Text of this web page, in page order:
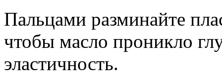
Пальцами разминайте
чтобы масло проникло
эластичность.